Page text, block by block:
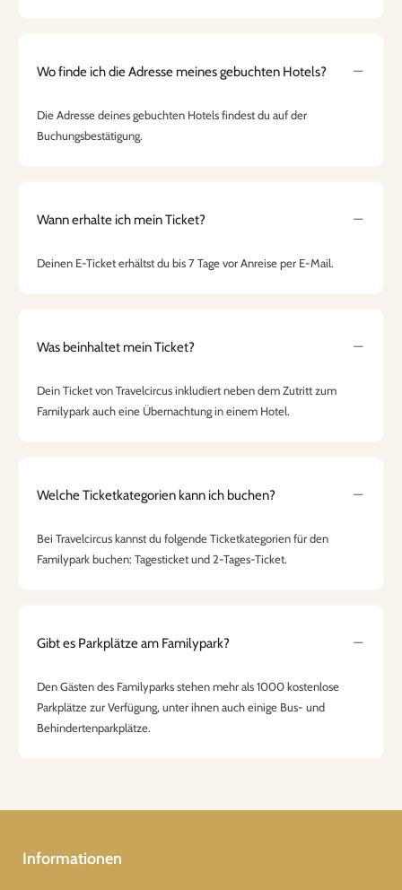
Wo finde ich die Adresse meines gebuchten Hotels?
Die Adresse deines gebuchten Hotels findest du auf der
Buchungsbestätigung.
Wann erhalte ich mein Ticket?
Deinen E-Ticket erhältst du bis 7 Tage vor Anreise per E-Mail.
Was beinhaltet mein Ticket?
Dein Ticket von Travelcircus inkludiert neben dem Zutritt zum
Familypark auch eine Übernachtung in einem Hotel.
Welche Ticketkategorien kann ich buchen?
Bei Travelcircus kannst du folgende Ticketkategorien für den
Familypark buchen: Tagesticket und 2-Tages-Ticket.
Gibt es Parkplätze am Familypark?
Den Gästen des Familyparks stehen mehr als 1000 kostenlose
Parkplätze zur Verfügung, unter ihnen auch einige Bus- und
Behindertenparkplätze.
Informationen